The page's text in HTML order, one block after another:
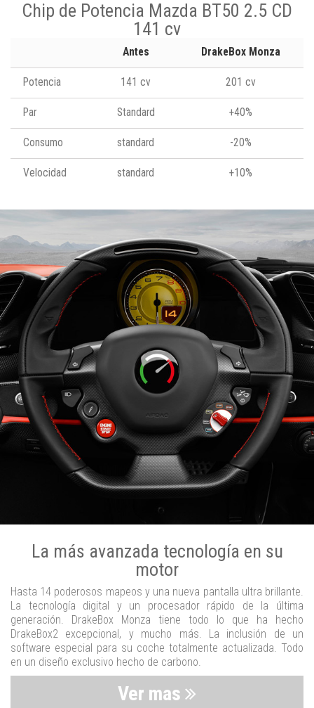
Chip de Potencia Mazda BT50 2.5 CD
141 cv
Antes DrakeBox Monza
Potencia 141 cv 201 cv
Par Standard +40%
Consumo standard -20%
Velocidad standard +10%
La más avanzada tecnología en su
motor
Hasta 14 poderosos mapeos y una nueva pantalla ultra brillante.
La tecnología digital y un procesador rápido de la última
generación. DrakeBox Monza tiene todo lo que ha hecho
DrakeBox2 excepcional, y mucho más. La inclusión de un
software especial para su coche totalmente actualizada. Todo
en un diseño exclusivo hecho de carbono.
Ver mas